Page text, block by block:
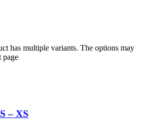
has multiple variants. The options may
page
– XS